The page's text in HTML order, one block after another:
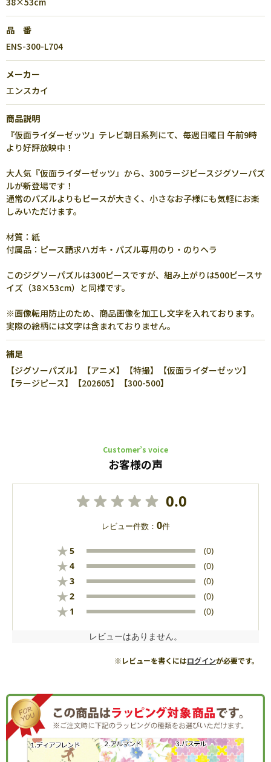
品 番
ENS-300-L704
メーカー
エンスカイ
商品説明
『仮面ライダーゼッツ』テレビ朝日系列にて、毎週日曜日 午前9時
より好評放映中！
大人気『仮面ライダーゼッツ』から、300ラージピースジグソーパズ
ルが新登場です！
通常のパズルよりもピースが大きく、小さなお子様にも気軽にお楽
しみいただけます。
材質：紙
付属品：ピース請求ハガキ・パズル専用のり・のりヘラ
このジグソーパズルは300ピースですが、組み上がりは500ピースサ
イズ（38×53cm）と同様です。
※画像転用防止のため、商品画像を加工し文字を入れております。
実際の絵柄には文字は含まれておりません。
補足
【ジグソーパズル】【アニメ】【特撮】【仮面ライダーゼッツ】
【ラージピース】【202605】【300-500】
Customer’s voice
お客様の声
0.0
レビュー件数： 0件
★5 (0)
★4 (0)
★3 (0)
★2 (0)
★ 1 (0)
レビューはありません。
※レビューを書くにはログインが必要です。